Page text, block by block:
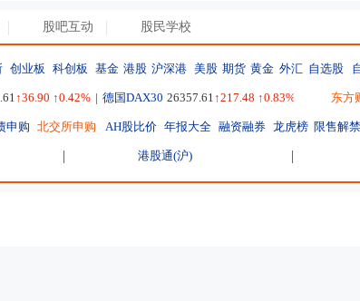
股吧互动 股民学校
创业板 科创板 基金 港股 沪深港 美股 期货 黄金 外汇 自选股
↑36.90 ↑0.42% | 德国DAX30 26357.61↑217.48 ↑0.83% 恒生指数
东方
申购 北交所申购 AH股比价 年报大全 融资融券 龙虎榜 限售解禁
港股通(沪)